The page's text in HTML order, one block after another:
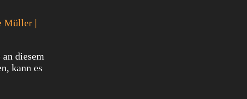
Müller |
diesem
kann es